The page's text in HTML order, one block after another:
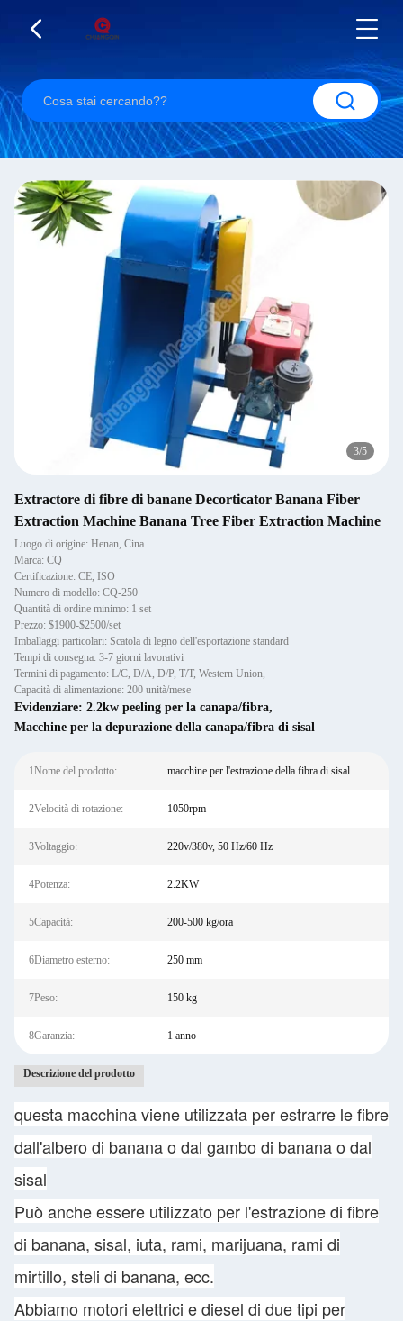
3/5
Extractore di fibre di banane Decorticator Banana Fiber
Extraction Machine Banana Tree Fiber Extraction Machine
Luogo di origine: Henan, Cina
Marca: CQ
Certificazione: CE, ISO
Numero di modello: CQ-250
Quantità di ordine minimo: 1 set
Prezzo: $1900-$2500/set
Imballaggi particolari: Scatola di legno dell'esportazione standard
Tempi di consegna: 3-7 giorni lavorativi
Termini di pagamento: L/C, D/A, D/P, T/T, Western Union,
Capacità di alimentazione: 200 unità/mese
Evidenziare: 2.2kw peeling per la canapa/fibra,
Macchine per la depurazione della canapa/fibra di sisal
1Nome del prodotto: macchine per l'estrazione della fibra di sisal
2Velocità di rotazione: 1050rpm
3Voltaggio: 220v/380v, 50 Hz/60 Hz
4Potenza: 2.2KW
5Capacità: 200-500 kg/ora
6Diametro esterno: 250 mm
7Peso: 150 kg
8Garanzia: 1 anno
Descrizione del prodotto
questa macchina viene utilizzata per estrarre le fibre
dall'albero di banana o dal gambo di banana o dal
sisal
Può anche essere utilizzato per l'estrazione di fibre
di banana, sisal, iuta, rami, marijuana, rami di
mirtillo, steli di banana, ecc.
Abbiamo motori elettrici e diesel di due tipi per